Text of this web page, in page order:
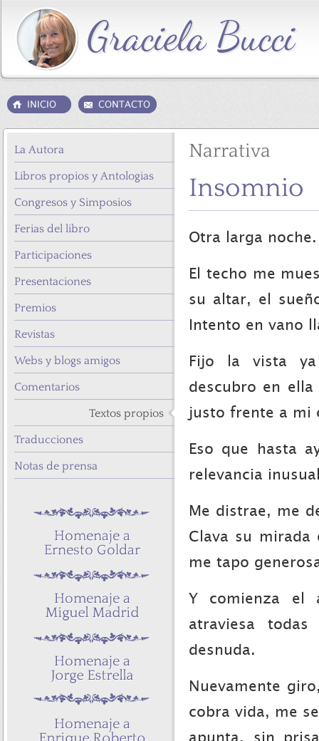
La Autora
Libros propios y Antologias
Congresos y Simposios
Ferias del libro
Participaciones
Presentaciones
Premios
Revistas
Webs y blogs amigos
Comentarios
Textos propios
Traducciones
Notas de prensa
Narrativa
Insomnio
Otra larga noche.
El techo me
su altar, el
Intento en vano
Fijo la vista ya
descubro en
justo frente a mi
Eso que hasta
relevancia
Me distrae, me
Clava su mirada
me tapo
Y comienza el
atraviesa
desnuda.
Nuevamente
cobra vida, me
apunta, sin